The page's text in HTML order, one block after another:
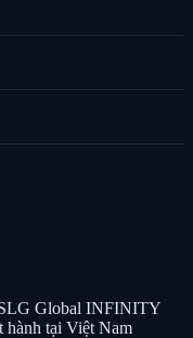
Global INFINITY
tại Việt Nam